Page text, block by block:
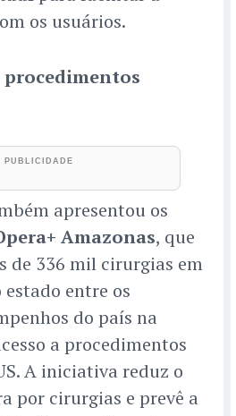
os usuários.
apresentou os
Amazonas, que
de 336 mil cirurgias em
estado entre os
do país na
a procedimentos
A iniciativa reduz o
por cirurgias e prevê a